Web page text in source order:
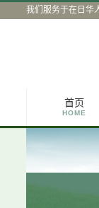
我们服务于在日华
首页
HOME